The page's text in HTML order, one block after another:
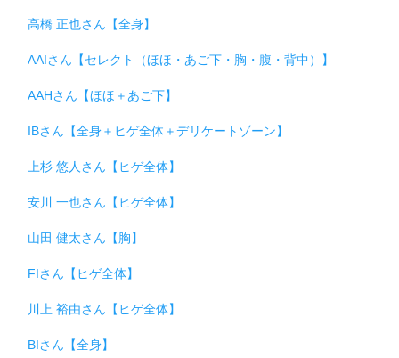
高橋 正也さん【全身】
AAIさん【セレクト（ほほ・あご下・胸・腹・背中）】
AAHさん【ほほ＋あご下】
IBさん【全身＋ヒゲ全体＋デリケートゾーン】
上杉 悠人さん【ヒゲ全体】
安川 一也さん【ヒゲ全体】
山田 健太さん【胸】
FIさん【ヒゲ全体】
川上 裕由さん【ヒゲ全体】
BIさん【全身】